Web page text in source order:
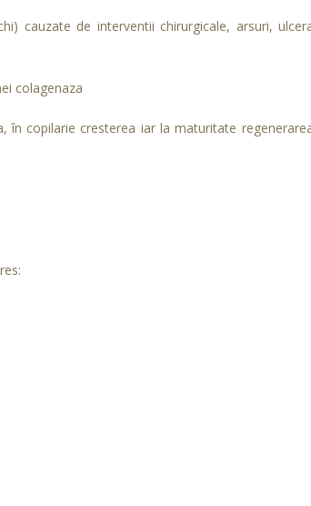
cauzate de interventii chirurgicale, arsuri,
colagenaza
în copilarie cresterea iar la maturitate